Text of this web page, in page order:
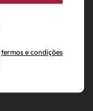
termos e condições